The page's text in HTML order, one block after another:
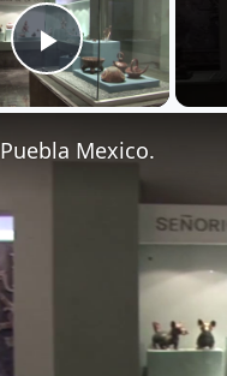
Play Video
Puebla Mexico.